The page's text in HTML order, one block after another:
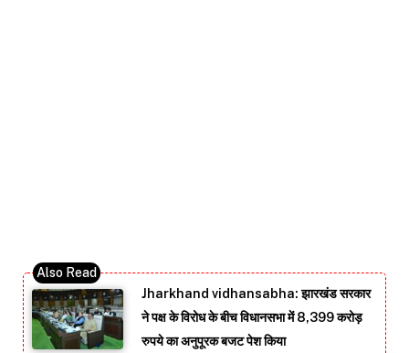
Jharkhand vidhansabha: झारखंड सरकार
ने पक्ष के विरोध के बीच विधानसभा में 8,399 करोड़
रुपये का अनुपूरक बजट पेश किया